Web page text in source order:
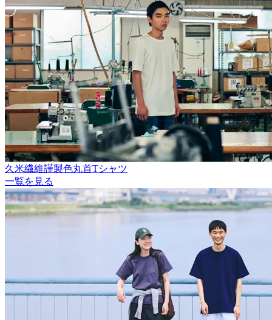
久米繊維謹製色丸首Tシャツ
一覧を見る